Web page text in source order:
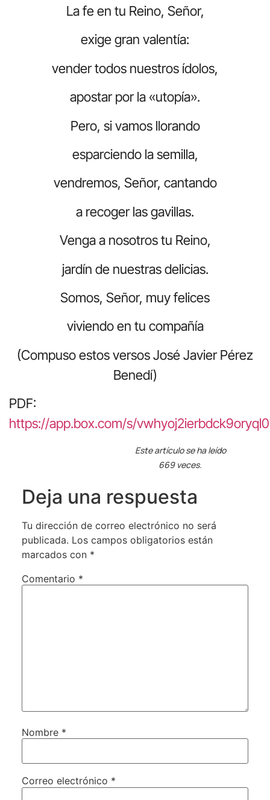
La fe en tu Reino, Señor,
exige gran valentía:
vender todos nuestros ídolos,
apostar por la «utopía».
Pero, si vamos llorando
esparciendo la semilla,
vendremos, Señor, cantando
a recoger las gavillas.
Venga a nosotros tu Reino,
jardín de nuestras delicias.
Somos, Señor, muy felices
viviendo en tu compañía
(Compuso estos versos José Javier Pérez
Benedí)
PDF:
https://app.box.com/s/
Este artículo se ha leído
669 veces.
Deja una respuesta
Tu dirección de correo electrónico no será
publicada. Los campos obligatorios están
marcados con *
Comentario *
Nombre *
Correo electrónico *